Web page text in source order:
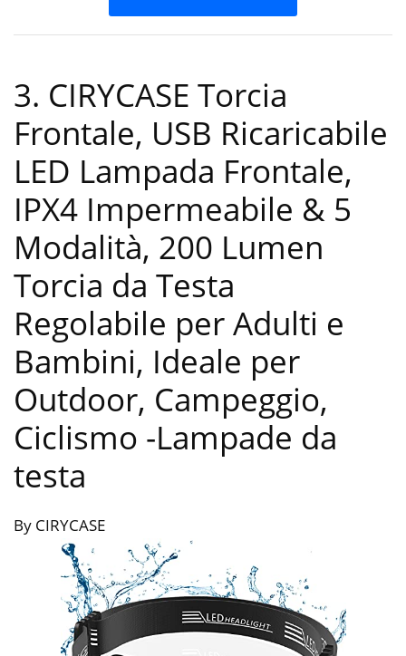
3. CIRYCASE Torcia
Frontale, USB Ricaricabile
LED Lampada Frontale,
IPX4 Impermeabile & 5
Modalità, 200 Lumen
Torcia da Testa
Regolabile per Adulti e
Bambini, Ideale per
Outdoor, Campeggio,
Ciclismo -Lampade da
testa
By CIRYCASE